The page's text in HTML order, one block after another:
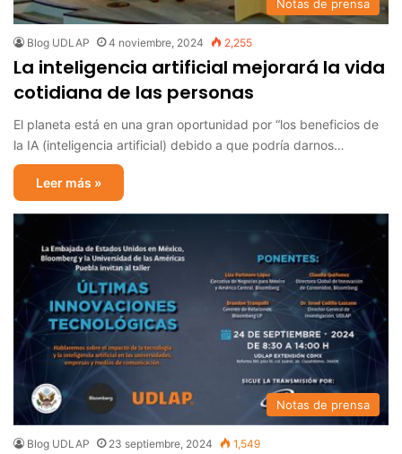
Notas de prensa
Blog UDLAP 4 noviembre, 2024 2,255
La inteligencia artificial mejorará la vida
cotidiana de las personas
El planeta está en una gran oportunidad por “los beneficios de
la IA (inteligencia artificial) debido a que podría darnos…
Leer más »
Notas de prensa
Blog UDLAP 23 septiembre, 2024 1,549